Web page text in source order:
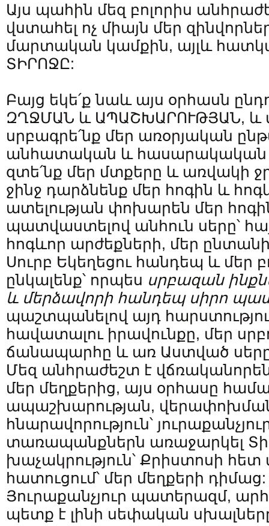
Այս պահին մեզ բոլորիս
վստահել ոչ միայն մեր
մարտական կամքին, այլև
ՏԻՐՈՋԸ:
Բայց եկե՛ք նաև այս օրհասն
ԶՂՋՄԱՆ և ԱՊԱՇԽԱՐՈՒԹՅԱՆ, և
սրբագրե՛նք մեր առօրյական
անհատական և հասարակական
զտե՛նք մեր մտքերը և առվակի
ջինջ դարձնենք մեր հոգին և
ատելության փոխարեն մեր
պատվաստելով անհուն սերը՝
հոգևոր արժեքների, մեր
Սուրբ Եկեղեցու հանդեպ և մեր
ընկալենք՝ որպես սրբազան
և մերձավորի հանդեպ սիրո
պաշտպանելով այդ
հավատալու իրավունքը, մեր
ճանապարհը և առ Աստված
Մեզ անհրաժեշտ է
մեր մեղքերից, այս օրհասը
ապաշխարության,
հնարավորություն՝
տառապանքներն առաջարկել
խաչակրություն՝ Քրիստոսի
հատուցում՝ մեր մեղքերի դիմաց:
Յուրաքանչյուր պատերազմ,
պետք է լինի սեփական